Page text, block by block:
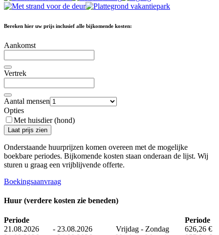
Bereken hier uw prijs inclusief alle bijkomende kosten:
Aankomst
Vertrek
Aantal mensen
Opties
Met huisdier (hond)
Laat prijs zien
Onderstaande huurprijzen komen overeen met de mogelijke
boekbare periodes. Bijkomende kosten staan ​​onderaan de lijst. Wij
sturen u graag een vrijblijvende offerte.
Boekingsaanvraag
Huur (verdere kosten zie beneden)
Periode
Periode
21.08.2026
- 23.08.2026 Vrijdag - Zondag
626,26 €